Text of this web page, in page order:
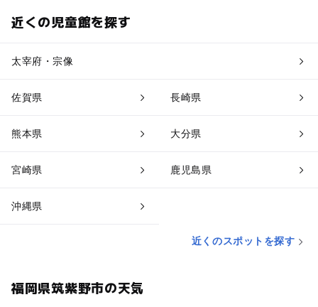
近くの児童館を探す
太宰府・宗像
佐賀県 長崎県
熊本県 大分県
宮崎県 鹿児島県
沖縄県
近くのスポットを探す
福岡県筑紫野市の天気